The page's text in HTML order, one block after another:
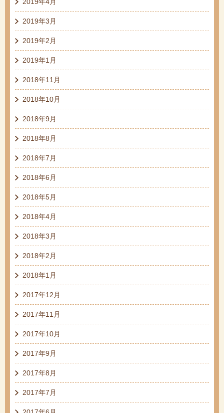
2019年3月
2019年2月
2019年1月
2018年11月
2018年10月
2018年9月
2018年8月
2018年7月
2018年6月
2018年5月
2018年4月
2018年3月
2018年2月
2018年1月
2017年12月
2017年11月
2017年10月
2017年9月
2017年8月
2017年7月